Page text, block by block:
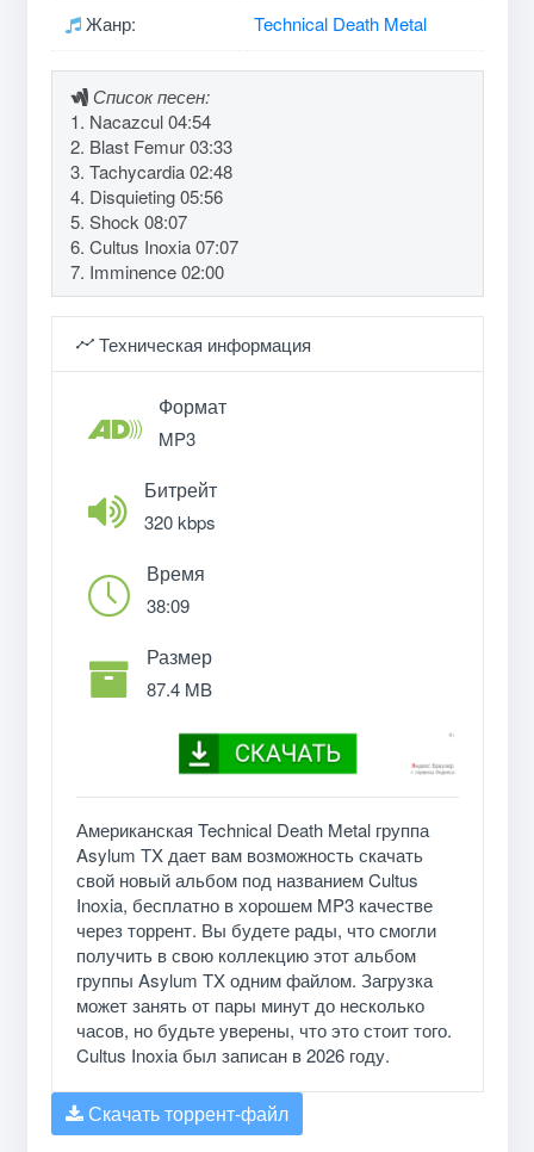
Жанр: Technical Death Metal
Список песен:
1. Nacazcul 04:54
2. Blast Femur 03:33
3. Tachycardia 02:48
4. Disquieting 05:56
5. Shock 08:07
6. Cultus Inoxia 07:07
7. Imminence 02:00
Техническая информация
Формат
MP3
Битрейт
320 kbps
Время
38:09
Размер
87.4 MB
Американская Technical Death Metal группа
Asylum TX дает вам возможность скачать
свой новый альбом под названием Cultus
Inoxia, бесплатно в хорошем MP3 качестве
через торрент. Вы будете рады, что смогли
получить в свою коллекцию этот альбом
группы Asylum TX одним файлом. Загрузка
может занять от пары минут до несколько
часов, но будьте уверены, что это стоит того.
Cultus Inoxia был записан в 2026 году.
Скачать торрент-файл